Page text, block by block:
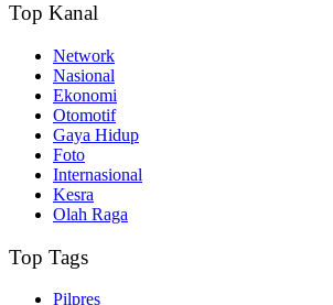
Top Kanal
Network
Nasional
Ekonomi
Otomotif
Gaya Hidup
Foto
Internasional
Kesra
Olah Raga
Top Tags
Pilpres